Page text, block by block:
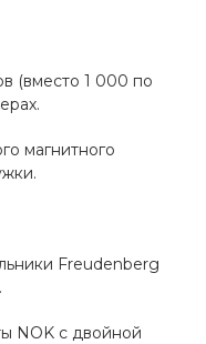
(вместо 1 000 по
магнитного
Freudenberg
NOK с двойной